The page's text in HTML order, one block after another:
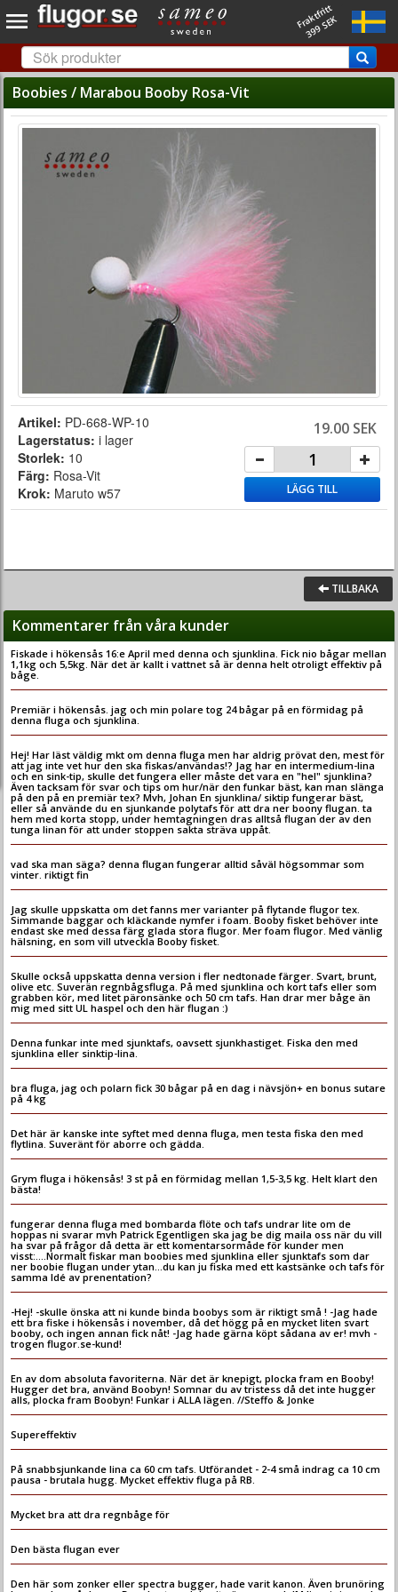
Fraktfritt
399 SEK
Boobies / Marabou Booby Rosa-Vit
Artikel: PD-668-WP-10
Lagerstatus: i lager
Storlek: 10
Färg: Rosa-Vit
Krok: Maruto w57
19.00 SEK
LÄGG TILL
TILLBAKA
Kommentarer från våra kunder
Fiskade i hökensås 16:e April med denna och sjunklina. Fick nio bågar mellan
1,1kg och 5,5kg. När det är kallt i vattnet så är denna helt otroligt effektiv på
båge.
Premiär i hökensås. jag och min polare tog 24 bågar på en förmidag på
denna fluga och sjunklina.
Hej! Har läst väldig mkt om denna fluga men har aldrig prövat den, mest för
att jag inte vet hur den ska fiskas/användas!? Jag har en intermedium-lina
och en sink-tip, skulle det fungera eller måste det vara en "hel" sjunklina?
Även tacksam för svar och tips om hur/när den funkar bäst, kan man slänga
på den på en premiär tex? Mvh, Johan En sjunklina/ siktip fungerar bäst,
eller så använde du en sjunkande polytafs för att dra ner boony flugan. ta
hem med korta stopp, under hemtagningen dras alltså flugan der av den
tunga linan för att under stoppen sakta sträva uppåt.
vad ska man säga? denna flugan fungerar alltid såväl högsommar som
vinter. riktigt fin
Jag skulle uppskatta om det fanns mer varianter på flytande flugor tex.
Simmande baggar och kläckande nymfer i foam. Booby fisket behöver inte
endast ske med dessa färg glada stora flugor. Mer foam flugor. Med vänlig
hälsning, en som vill utveckla Booby fisket.
Skulle också uppskatta denna version i fler nedtonade färger. Svart, brunt,
olive etc. Suverän regnbågsfluga. På med sjunklina och kort tafs eller som
grabben kör, med litet päronsänke och 50 cm tafs. Han drar mer båge än
mig med sitt UL haspel och den här flugan :)
Denna funkar inte med sjunktafs, oavsett sjunkhastiget. Fiska den med
sjunklina eller sinktip-lina.
bra fluga, jag och polarn fick 30 bågar på en dag i nävsjön+ en bonus sutare
på 4 kg
Det här är kanske inte syftet med denna fluga, men testa fiska den med
flytlina. Suveränt för aborre och gädda.
Grym fluga i hökensås! 3 st på en förmidag mellan 1,5-3,5 kg. Helt klart den
bästa!
fungerar denna fluga med bombarda flöte och tafs undrar lite om de
hoppas ni svarar mvh Patrick Egentligen ska jag be dig maila oss när du vill
ha svar på frågor då detta är ett komentarsormåde för kunder men
visst:....Normalt fiskar man boobies med sjunklina eller sjunktafs som dar
ner boobie flugan under ytan...du kan ju fiska med ett kastsänke och tafs för
samma Idé av prenentation?
-Hej! -skulle önska att ni kunde binda boobys som är riktigt små ! -Jag hade
ett bra fiske i hökensås i november, då det högg på en mycket liten svart
booby, och ingen annan fick nåt! -Jag hade gärna köpt sådana av er! mvh -
trogen flugor.se-kund!
En av dom absoluta favoriterna. När det är knepigt, plocka fram en Booby!
Hugger det bra, använd Boobyn! Somnar du av tristess då det inte hugger
alls, plocka fram Boobyn! Funkar i ALLA lägen. //Steffo & Jonke
Supereffektiv
På snabbsjunkande lina ca 60 cm tafs. Utförandet - 2-4 små indrag ca 10 cm
pausa - brutala hugg. Mycket effektiv fluga på RB.
Mycket bra att dra regnbåge för
Den bästa flugan ever
Den här som zonker eller spectra bugger, hade varit kanon. Även brunöring